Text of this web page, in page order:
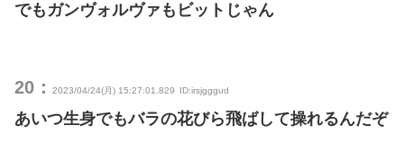
でもガンヴォルヴァもビットじゃん
20： 2023/04/24(月) 15:27:01.829 ID:irsjgggud
あいつ生身でもバラの花びら飛ばして操れるんだぞ